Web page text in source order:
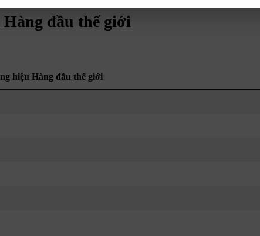
đầu thế giới
hiệu Hàng đầu thế giới